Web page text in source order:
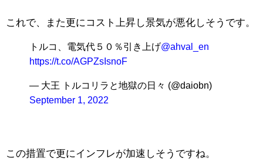
これで、また更にコスト上昇し景気が悪化しそうです。
トルコ、電気代５０％引き上げ@ahval_en
https://t.co/AGPZsIsnoF
— 大王 トルコリラと地獄の日々 (@daiobn)
September 1, 2022
この措置で更にインフレが加速しそうですね。